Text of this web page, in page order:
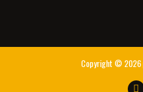
Copyright © 2026